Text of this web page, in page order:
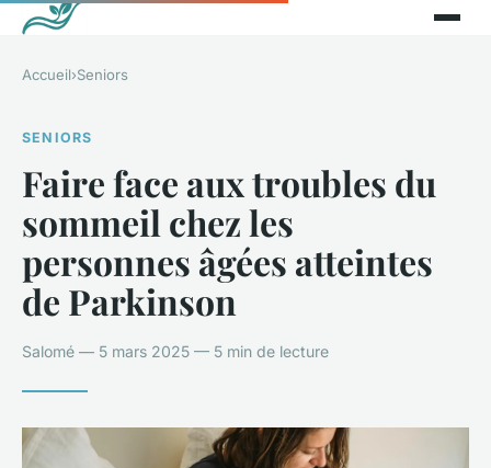
Accueil›Seniors
SENIORS
Faire face aux troubles du
sommeil chez les
personnes âgées atteintes
de Parkinson
Salomé — 5 mars 2025 — 5 min de lecture